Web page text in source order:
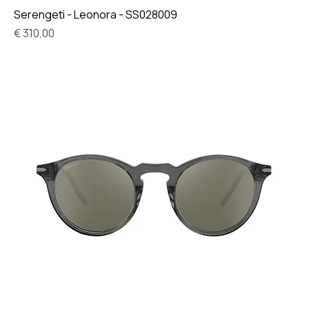
Serengeti - Leonora - SS028009
Prijs
€ 310,00